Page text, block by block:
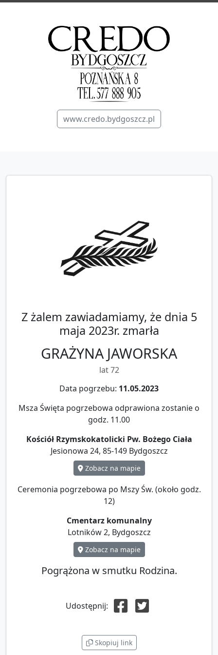
www.credo.bydgoszcz.pl
Z żalem zawiadamiamy, że dnia 5
maja 2023r. zmarła
GRAŻYNA JAWORSKA
lat 72
Data pogrzebu: 11.05.2023
Msza Święta pogrzebowa odprawiona zostanie o
godz. 11.00
Kościół Rzymskokatolicki Pw. Bożego Ciała
Jesionowa 24, 85-149 Bydgoszcz
Zobacz na mapie
Ceremonia pogrzebowa po Mszy Św. (około godz.
12)
Cmentarz komunalny
Lotników 2, Bydgoszcz
Zobacz na mapie
Pogrążona w smutku Rodzina.
Udostępnij:
Skopiuj link